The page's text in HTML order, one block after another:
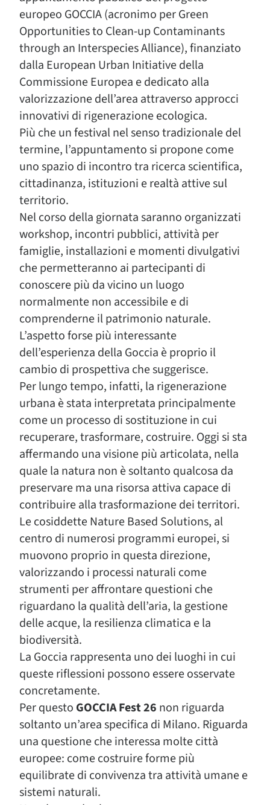
europeo GOCCIA (acronimo per Green
Opportunities to Clean-up Contaminants
through an Interspecies Alliance), finanziato
dalla European Urban Initiative della
Commissione Europea e dedicato alla
valorizzazione dell’area attraverso approcci
innovativi di rigenerazione ecologica.
Più che un festival nel senso tradizionale del
termine, l’appuntamento si propone come
uno spazio di incontro tra ricerca scientifica,
cittadinanza, istituzioni e realtà attive sul
territorio.
Nel corso della giornata saranno organizzati
workshop, incontri pubblici, attività per
famiglie, installazioni e momenti divulgativi
che permetteranno ai partecipanti di
conoscere più da vicino un luogo
normalmente non accessibile e di
comprenderne il patrimonio naturale.
L’aspetto forse più interessante
dell’esperienza della Goccia è proprio il
cambio di prospettiva che suggerisce.
Per lungo tempo, infatti, la rigenerazione
urbana è stata interpretata principalmente
come un processo di sostituzione in cui
recuperare, trasformare, costruire. Oggi si sta
affermando una visione più articolata, nella
quale la natura non è soltanto qualcosa da
preservare ma una risorsa attiva capace di
contribuire alla trasformazione dei territori.
Le cosiddette Nature Based Solutions, al
centro di numerosi programmi europei, si
muovono proprio in questa direzione,
valorizzando i processi naturali come
strumenti per affrontare questioni che
riguardano la qualità dell’aria, la gestione
delle acque, la resilienza climatica e la
biodiversità.
La Goccia rappresenta uno dei luoghi in cui
queste riflessioni possono essere osservate
concretamente.
Per questo GOCCIA Fest 26 non riguarda
soltanto un’area specifica di Milano. Riguarda
una questione che interessa molte città
europee: come costruire forme più
equilibrate di convivenza tra attività umane e
sistemi naturali.